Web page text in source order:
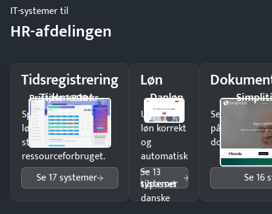
IT-systemer til
HR-afdelingen
Tidsregistrering
Tidsmester
Pristjek: 1.200 kr
Spar tid på
lønberegning og få
styr på
ressourceforbruget.
Se 17 systemer
Løn
Danløn
Udbetal
løn korrekt
og
automatisk
—
tilpasset
danske
Se 13
systemer
Send
på minutter
dokumenter.
Se 16